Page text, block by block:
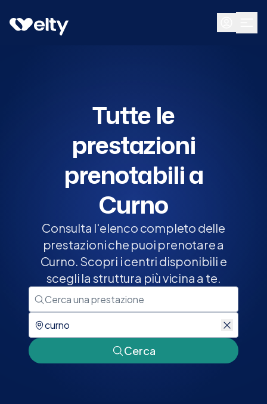
Prenota visita
Tutte le
prestazioni
prenotabili a
Curno
Consulta l'elenco completo delle
prestazioni che puoi prenotare a
Curno. Scopri i centri disponibili e
scegli la struttura più vicina a te.
Cerca